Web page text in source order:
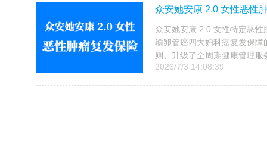
众安她安康 2.0 女性恶性
众安她安康 2.0 女性特定恶
输卵管癌四大妇科癌复发保
则、升级了全周期健康管理
2026/7/3 14:08:39